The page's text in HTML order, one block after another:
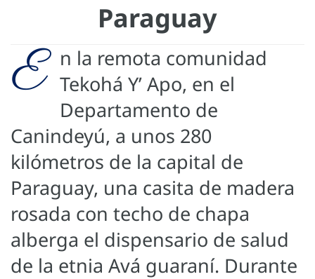
Paraguay
E n la remota comunidad
Tekohá Y’ Apo, en el
Departamento de
Canindeyú, a unos 280
kilómetros de la capital de
Paraguay, una casita de madera
rosada con techo de chapa
alberga el dispensario de salud
de la etnia Avá guaraní. Durante